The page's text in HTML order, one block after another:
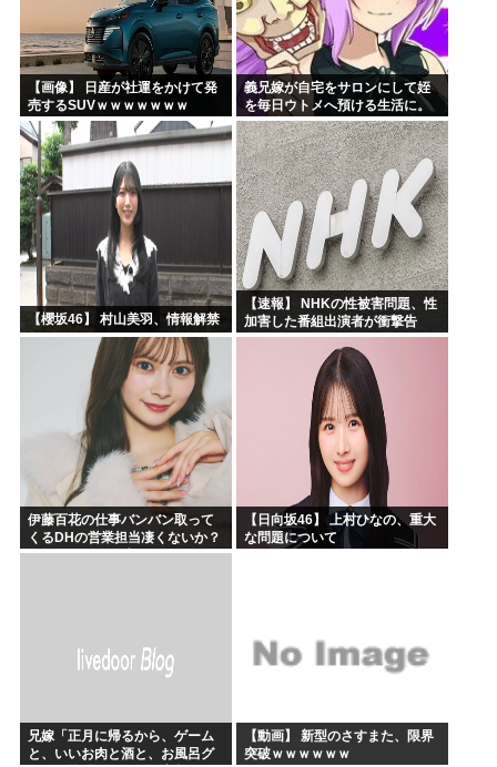
【画像】 日産が社運をかけて発
売するSUVｗｗｗｗｗｗｗ
義兄嫁が自宅をサロンにして姪
を毎日ウトメへ預ける生活に。
数年後、そのツケが一気に回っ
てきて…
【櫻坂46】 村山美羽、情報解禁
【速報】 NHKの性被害問題、性
加害した番組出演者が衝撃告
白！
伊藤百花の仕事バンバン取って
くるDHの営業担当凄くないか？
今年のボーナス凄いことになり
【日向坂46】 上村ひなの、重大
な問題について
兄嫁「正月に帰るから、ゲーム
と、いいお肉と酒と、お風呂グ
【動画】 新型のさすまた、限界
突破ｗｗｗｗｗｗ